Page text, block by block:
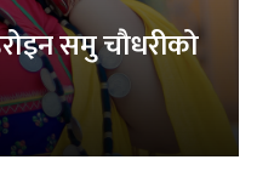
समु चौधरीको